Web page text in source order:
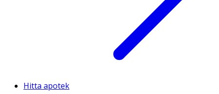
Hitta apotek